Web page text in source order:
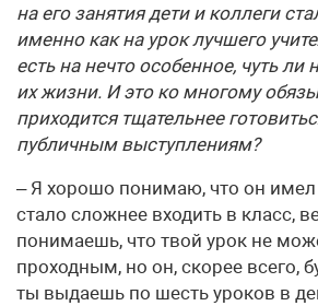
на его занятия дети и коллеги
именно как на урок лучшего
есть на нечто особенное, чуть ли
их жизни. И это ко многому
приходится тщательнее
публичным выступлениям?
– Я хорошо понимаю, что он имел
стало сложнее входить в класс,
понимаешь, что твой урок не
проходным, но он, скорее всего,
ты выдаешь по шесть уроков в